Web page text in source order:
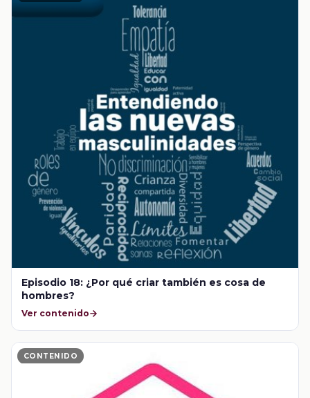
Episodio 18: ¿Por qué criar también es cosa de
hombres?
Ver contenido
CONTENIDO